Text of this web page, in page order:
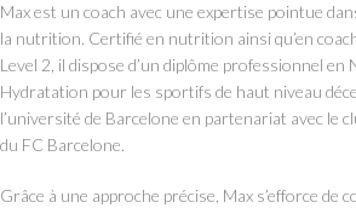
Max est un coach avec une expertise pointue
la nutrition. Certifié en nutrition ainsi qu’en
Level 2, il dispose d’un diplôme professionnel
Hydratation pour les sportifs de haut niveau
l’université de Barcelone en partenariat avec le
du FC Barcelone.
Grâce à une approche précise, Max s’efforce de